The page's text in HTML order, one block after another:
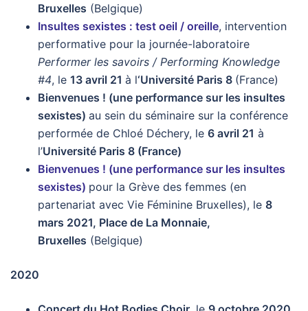
Bruxelles (Belgique)
Insultes sexistes : test oeil / oreille, intervention
performative pour la journée-laboratoire
Performer les savoirs / Performing Knowledge
#4, le 13 avril 21 à l‘Université Paris 8 (France)
Bienvenues ! (une performance sur les insultes
sexistes) au sein du séminaire sur la conférence
performée de Chloé Déchery, le 6 avril 21 à
l’Université Paris 8 (France)
Bienvenues ! (une performance sur les insultes
sexistes) pour la Grève des femmes (en
partenariat avec Vie Féminine Bruxelles), le 8
mars 2021, Place de La Monnaie,
Bruxelles (Belgique)
2020